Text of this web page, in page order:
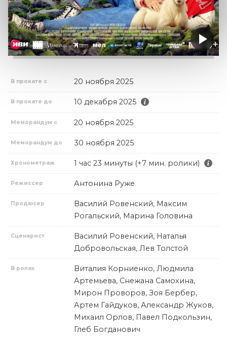
В прокате с 20 ноября 2025
В прокате до 10 декабря 2025
Меморандум с 20 ноября 2025
Меморандум до 30 ноября 2025
Хронометраж 1 час 23 минуты (+7 мин. ролики)
Режиссер Антонина Руже
Продюсер
Василий Ровенский, Максим
Рогальский, Марина Головина
Сценарист
Василий Ровенский, Наталья
Добровольская, Лев Толстой
В ролях
Виталия Корниенко, Людмила
Артемьева, Снежана Самохина,
Мирон Проворов, Зоя Бербер,
Артем Гайдуков, Александр Жуков,
Михаил Орлов, Павел Подкользин,
Глеб Богданович